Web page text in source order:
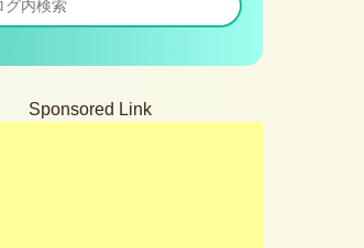
Sponsored Link